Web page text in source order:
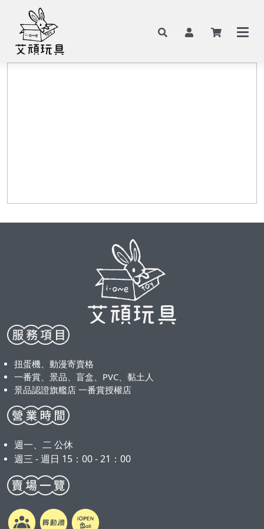
扭蛋機、動漫寄賣格
一番賞、景品、盲盒、PVC、黏土人
景品認證旗艦店 一番賞授權店
週一、二 公休
週三 - 週日 15：00 - 21：00